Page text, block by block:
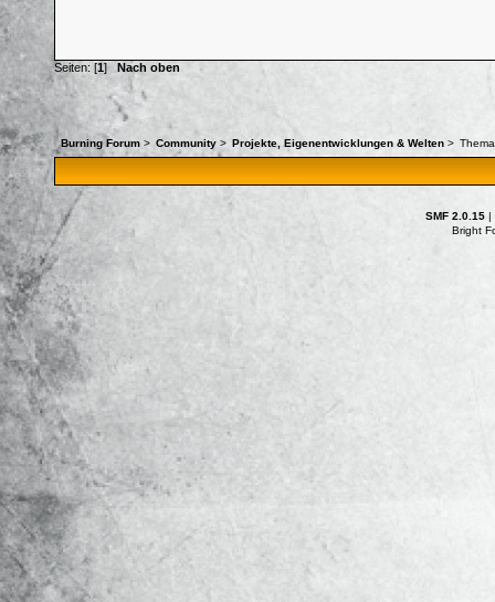
Seiten: [1] Nach oben
Burning Forum > Community> Projekte, Eigenentwicklungen & Welten>
SMF 2.0.15
Bright